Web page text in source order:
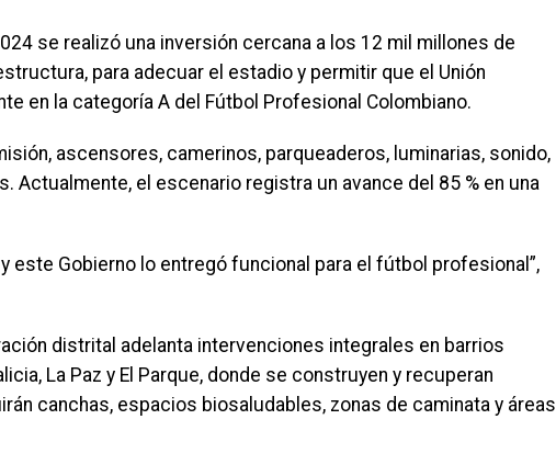
se realizó una inversión cercana a los 12 mil millones de
para adecuar el estadio y permitir que el Unión
en la categoría A del Fútbol Profesional Colombiano.
ascensores, camerinos, parqueaderos, luminarias, sonido,
Actualmente, el escenario registra un avance del 85 % en una
este Gobierno lo entregó funcional para el fútbol profesional”,
distrital adelanta intervenciones integrales en barrios
La Paz y El Parque, donde se construyen y recuperan
canchas, espacios biosaludables, zonas de caminata y áreas